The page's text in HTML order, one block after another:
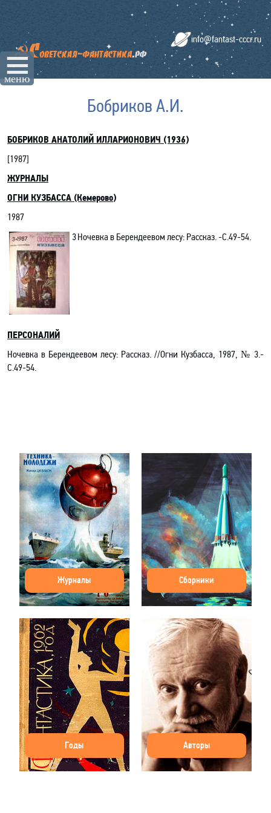
☰
меню
info@fantast-cccr.ru
Бобриков А.И.
БОБРИКОВ АНАТОЛИЙ ИЛЛАРИОНОВИЧ (1936)
[1987]
ЖУРНАЛЫ
ОГНИ КУЗБАССА (Кемерово)
1987
3Ночевка в Берендеевом лесу: Рассказ. -С.49-54.
ПЕРСОНАЛИЙ
Ночевка в Берендеевом лесу: Рассказ. //Огни Кузбасса, 1987, № 3.-
С.49-54.
Журналы Сборники
Годы Авторы